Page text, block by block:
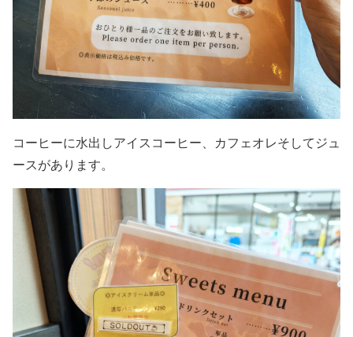
コーヒーに水出しアイスコーヒー、カフェオレそしてジュ
ースがあります。